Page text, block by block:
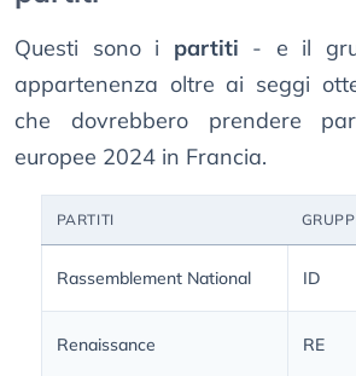
Questi sono i partiti - e il
appartenenza oltre ai seggi
che dovrebbero prendere
europee 2024 in Francia.
PARTITI
Rassemblement National ID
Renaissance RE